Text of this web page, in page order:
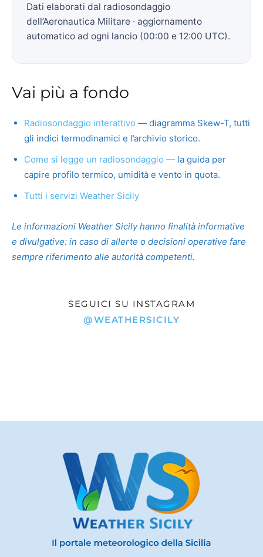
Dati elaborati dal radiosondaggio
dell’Aeronautica Militare · aggiornamento
automatico ad ogni lancio (00:00 e 12:00 UTC).
Vai più a fondo
Radiosondaggio interattivo — diagramma Skew-T, tutti
gli indici termodinamici e l’archivio storico.
Come si legge un radiosondaggio — la guida per
capire profilo termico, umidità e vento in quota.
Tutti i servizi Weather Sicily
Le informazioni Weather Sicily hanno finalità informative
e divulgative: in caso di allerte o decisioni operative fare
sempre riferimento alle autorità competenti.
SEGUICI SU INSTAGRAM
@WEATHERSICILY